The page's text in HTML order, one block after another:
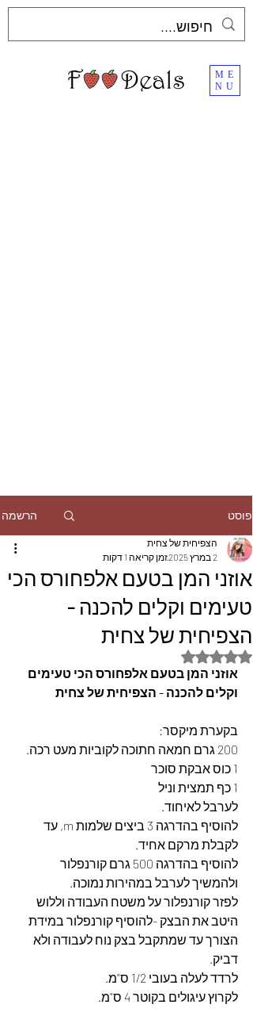
ME
NU
פוסט הרשמה
אוזני המן בטעם אלפחורס הכי
טעימים וקלים להכנה -
הצפיחית של צחית
הצפיחית של צחית
2 במרץ 2025
זמן קריאה 1 דקות
דירוג של NaN מתוך 5 כוכבים
אוזני המן בטעם אלפחורס הכי טעימים
וקלים להכנה - הצפיחית של צחית
בקערת מיקסר:
200 גרם חמאה חתוכה לקוביות מעט רכה.
1 כוס אבקת סוכר
1 כף תמצית וניל
לערבל לאיחוד.
להוסיף בהדרגה 3 ביצים שלמות m, עד
לקבלת מרקם אחיד.
להוסיף בהדרגה 500 גרם קורנפלור
ולהמשיך לערבל במהירות נמוכה.
לפזר קורנפלור על משטח העבודה וללוש
היטב את הבצק -להוסיף קורנפלור במידת
הצורך עד שמתקבל בצק נוח לעבודה ולא
דביק.
לרדד לעלה בעובי 1/2 ס"מ.
לקרוץ עיגולים בקוטר 4 ס"מ.